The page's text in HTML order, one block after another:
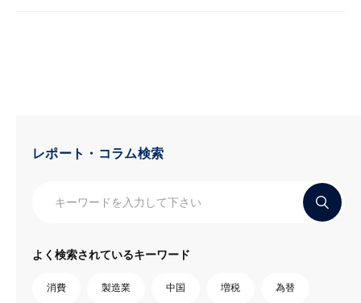
レポート・コラム検索
よく検索されているキーワード
消費 製造業 中国 増税 為替